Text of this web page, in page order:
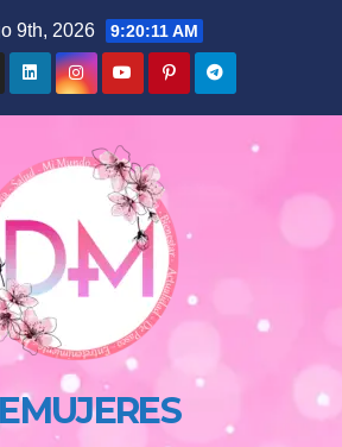
9th, 2026 9:20:12 AM